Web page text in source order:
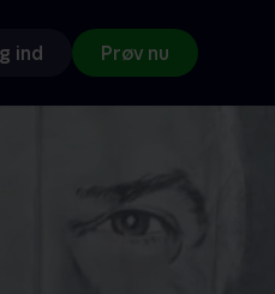
ind Prøv nu